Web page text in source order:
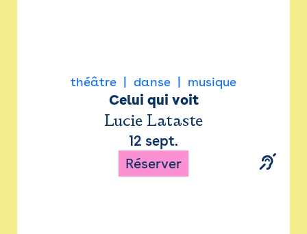
théâtre danse musique
Celui qui voit
Lucie Lataste
12 sept.
Réserver